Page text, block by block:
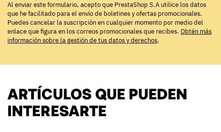
Al enviar este formulario, acepto que PrestaShop S.A utilice los datos
que he facilitado para el envío de boletines y ofertas promocionales.
Puedes cancelar la suscripción en cualquier momento por medio del
enlace que figura en los correos promocionales que recibes. Obtén más
información sobre la gestión de tus datos y derechos.
ARTÍCULOS QUE PUEDEN
INTERESARTE